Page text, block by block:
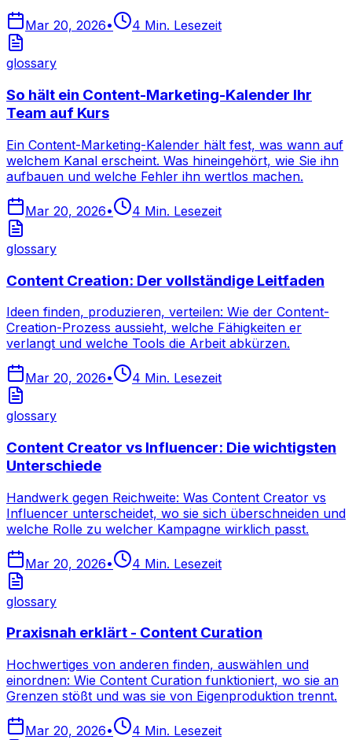
Mar 20, 2026• 4 Min. Lesezeit
glossary
So hält ein Content-Marketing-Kalender Ihr
Team auf Kurs
Ein Content-Marketing-Kalender hält fest, was wann auf
welchem Kanal erscheint. Was hineingehört, wie Sie ihn
aufbauen und welche Fehler ihn wertlos machen.
Mar 20, 2026• 4 Min. Lesezeit
glossary
Content Creation: Der vollständige Leitfaden
Ideen finden, produzieren, verteilen: Wie der Content-
Creation-Prozess aussieht, welche Fähigkeiten er
verlangt und welche Tools die Arbeit abkürzen.
Mar 20, 2026• 4 Min. Lesezeit
glossary
Content Creator vs Influencer: Die wichtigsten
Unterschiede
Handwerk gegen Reichweite: Was Content Creator vs
Influencer unterscheidet, wo sie sich überschneiden und
welche Rolle zu welcher Kampagne wirklich passt.
Mar 20, 2026• 4 Min. Lesezeit
glossary
Praxisnah erklärt - Content Curation
Hochwertiges von anderen finden, auswählen und
einordnen: Wie Content Curation funktioniert, wo sie an
Grenzen stößt und was sie von Eigenproduktion trennt.
Mar 20, 2026• 4 Min. Lesezeit